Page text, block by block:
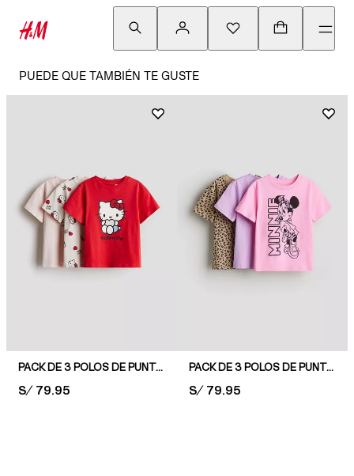
PUEDE QUE TAMBIÉN TE GUSTE
PACK DE 3 POLOS DE PUNTO
PRICE:
S/ 79.95
PACK DE 3 POLOS DE PUNTO
PRICE:
S/ 79.95